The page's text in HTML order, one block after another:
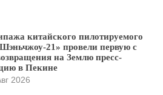
китайского пилотируемого
21» провели первую с
на Землю пресс-
в Пекине
2026